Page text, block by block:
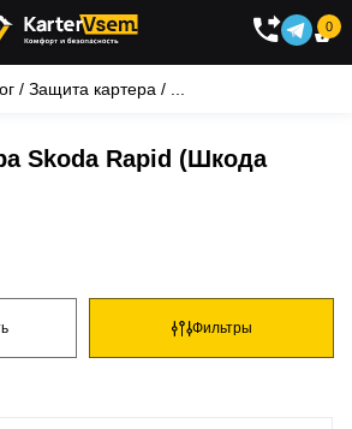

0
/ Защита картера /
Skoda Rapid (Шкода
Фильтры